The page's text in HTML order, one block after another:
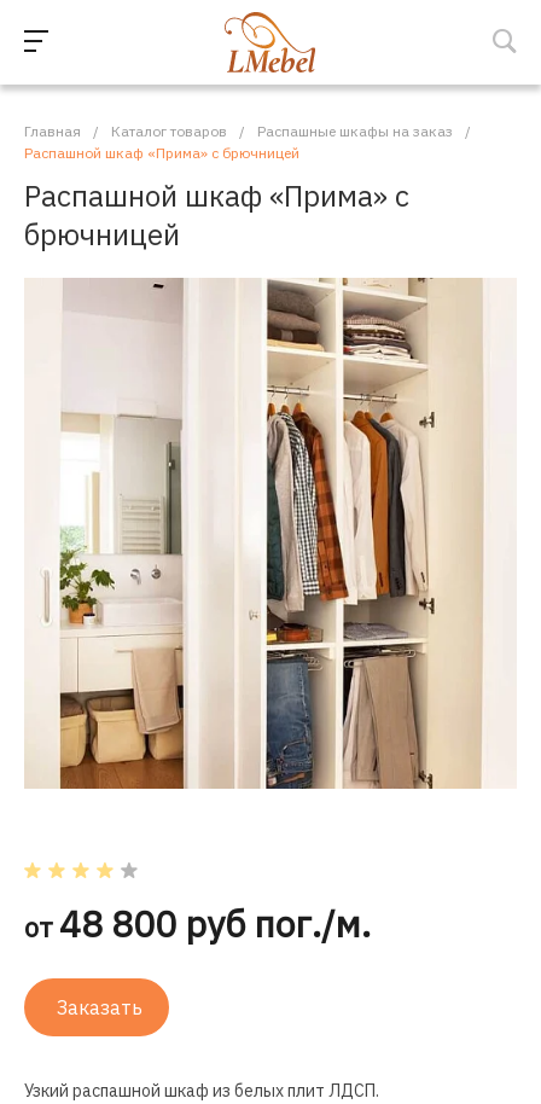
Главная / Каталог товаров / Распашные шкафы на заказ
/
Распашной шкаф «Прима» с брючницей
Распашной шкаф «Прима» с
брючницей
от 48 800 руб пог./м.
Заказать
Узкий распашной шкаф из белых плит ЛДСП.